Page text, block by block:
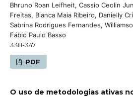
Bhruno Roan Leifheit, Cassio Ceolin
Freitas, Bianca Maia Ribeiro, Danielly
Sabrina Rodrigues Fernandes,
Fábio Paulo Basso
338-347
PDF
O uso de metodologias ativas